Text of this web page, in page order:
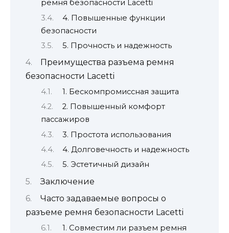
ремня безопасности Lacetti
4. Повышенные функции
безопасности
5. Прочность и надежность
Преимущества разъема ремня
безопасности Lacetti
1. Бескомпромиссная защита
2. Повышенный комфорт
пассажиров
3. Простота использования
4. Долговечность и надежность
5. Эстетичный дизайн
Заключение
Часто задаваемые вопросы о
разъеме ремня безопасности Lacetti
1. Совместим ли разъем ремня